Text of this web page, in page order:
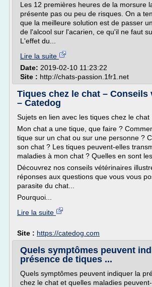
Les 12 premières heures de la morsure
présente pas ou peu de risques. On a
que la meilleure solution est de passer
de l'alcool sur l'acarien, ce qu'il ne faut
L'effet du...
Lire la suite
Date: 2019-02-10 11:23:22
Site : http://chats-passion.1fr1.net
Tiques chez le chat –
– Catedog
Sujets en lien avec les tiques chez le chat
Mon chat a une tique, que faire ?
tique sur un chat ou sur une personne ?
son chat ? Les tiques peuvent-elles
maladies à mon chat ? Quelles en sont
Découvrez nos conseils vétérinaires
réponses aux questions que vous vous
parasite du chat...
Pourquoi...
Lire la suite
Site : https://catedog.com
Quels symptômes peuvent
présence de tiques ...
Quels symptômes peuvent indiquer la
chez le chat et quelles maladies